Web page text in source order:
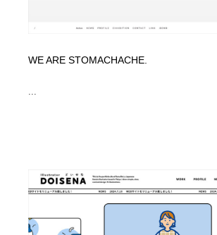
WE ARE STOMACHACHE.
...